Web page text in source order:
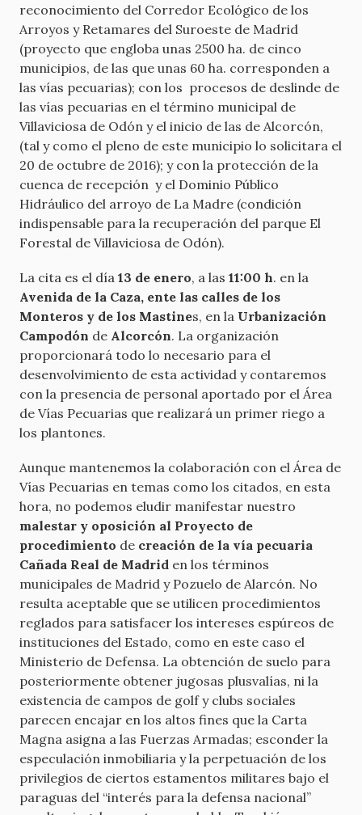
reconocimiento del Corredor Ecológico de los
Arroyos y Retamares del Suroeste de Madrid
(proyecto que engloba unas 2500 ha. de cinco
municipios, de las que unas 60 ha. corresponden a
las vías pecuarias); con los procesos de deslinde de
las vías pecuarias en el término municipal de
Villaviciosa de Odón y el inicio de las de Alcorcón,
(tal y como el pleno de este municipio lo solicitara el
20 de octubre de 2016); y con la protección de la
cuenca de recepción y el Dominio Público
Hidráulico del arroyo de La Madre (condición
indispensable para la recuperación del parque El
Forestal de Villaviciosa de Odón).
La cita es el día 13 de enero, a las 11:00 h. en la
Avenida de la Caza, ente las calles de los
Monteros y de los Mastines, en la Urbanización
Campodón de Alcorcón. La organización
proporcionará todo lo necesario para el
desenvolvimiento de esta actividad y contaremos
con la presencia de personal aportado por el Área
de Vías Pecuarias que realizará un primer riego a
los plantones.
Aunque mantenemos la colaboración con el Área de
Vías Pecuarias en temas como los citados, en esta
hora, no podemos eludir manifestar nuestro
malestar y oposición al Proyecto de
procedimiento de creación de la vía pecuaria
Cañada Real de Madrid en los términos
municipales de Madrid y Pozuelo de Alarcón. No
resulta aceptable que se utilicen procedimientos
reglados para satisfacer los intereses espúreos de
instituciones del Estado, como en este caso el
Ministerio de Defensa. La obtención de suelo para
posteriormente obtener jugosas plusvalías, ni la
existencia de campos de golf y clubs sociales
parecen encajar en los altos fines que la Carta
Magna asigna a las Fuerzas Armadas; esconder la
especulación inmobiliaria y la perpetuación de los
privilegios de ciertos estamentos militares bajo el
paraguas del “interés para la defensa nacional”